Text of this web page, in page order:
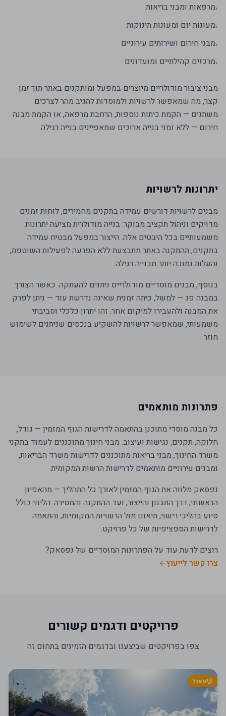
•מרפאות ומבני בריאות
•מעונות יום ומעונות תינוקות
•מבני חירום ושירותים עירוניים
•מרכזים קהילתיים ומועדונים
מבני ציבור מודולריים מיוצרים במפעל ומותקנים באתר תוך זמן
קצר, מה שמאפשר לרשויות ולמוסדות להגיב מהר לצרכים
משתנים — הקמת כיתות נוספות, הרחבת מרפאה, או הקמת מבנה
חירום — ללא זמני בנייה ארוכים שמאפיינים בנייה רגילה.
יתרונות לרשויות
מבנים לרשויות דורשים עמידה בתקנים מחמירים, לוחות זמנים
מדויקים וניהול תקציב מבוקר. בנייה מודולרית מציעה יתרונות
משמעותיים בכל היבטים אלה. הייצור במפעל מבטיח עמידה
בתקנים, ההתקנה באתר מתבצעת ללא הפרעה לפעילות השוטפת,
והעלות נמוכה יותר מבנייה רגילה.
בנוסף, מבנים מוסדיים מודולריים ניתנים להעתקה. כאשר הצורך
במבנה פג — למשל, כיתה זמנית שאינה נדרשת עוד — ניתן לפרק
את המבנה ולהעבירו למיקום אחר. זהו יתרון כלכלי וסביבתי
משמעותי, שמאפשר לרשויות להשקיע בנכסים שניתנים לשימוש
חוזר.
פתרונות מותאמים
כל מבנה מוסדי מתוכנן בהתאמה לדרישות הגוף המזמין — גודל,
חלוקה, תקנים, נגישות ועיצוב. מבני חינוך מתוכננים לעמוד בתקני
משרד החינוך, מבני בריאות מתוכננים לדרישות משרד הבריאות,
ומבנים עירוניים מותאמים לדרישות הרשות המקומית.
נפסאק מלווה את הגוף המזמין לאורך כל התהליך — מהאפיון
הראשוני, דרך התכנון והייצור, ועד ההתקנה והמסירה. הליווי כולל
סיוע בהליכי רישוי, תיאום מול הרשויות המקומיות, והתאמה
לדרישות הספציפיות של כל פרויקט.
רוצים לדעת עוד על הפתרונות המוסדיים של נפסאק?
צרו קשר לייעוץ
פרויקטים ודגמים קשורים
צפו בפרויקטים שביצענו ובדגמים הזמינים בתחום זה
פאנל